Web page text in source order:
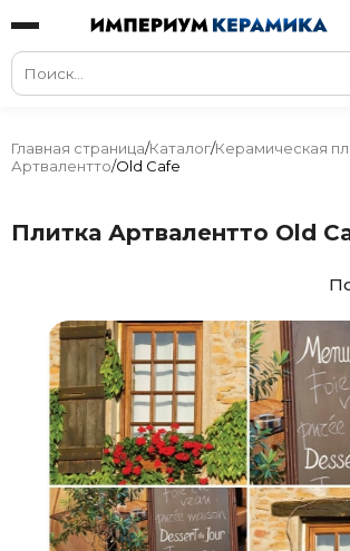
Главная страница/Каталог/Керамическая
Артвалентто/Old Cafe
Плитка Артвалентто Old